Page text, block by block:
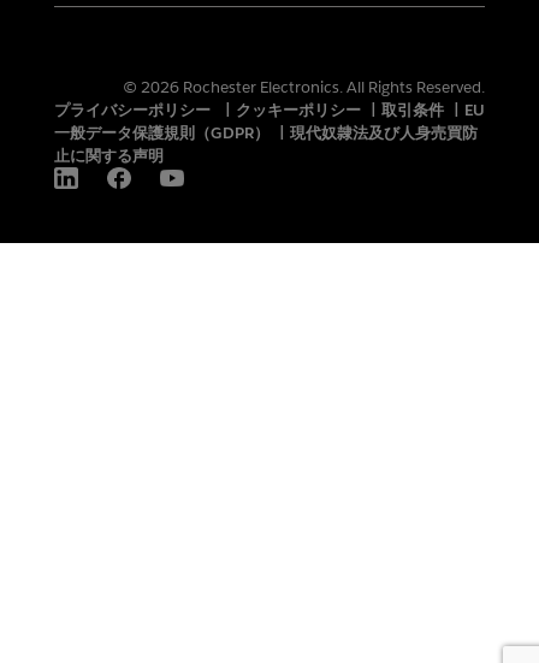
© 2026 Rochester Electronics. All Rights Reserved.
プライバシーポリシー
クッキーポリシー 取引条件
EU
一般データ保護規則（GDPR）
現代奴隷法及び人身売買防
止に関する声明